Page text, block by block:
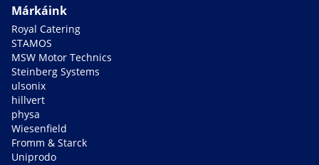
Márkáink
Royal Catering
STAMOS
MSW Motor Technics
Steinberg Systems
ulsonix
hillvert
physa
Wiesenfield
Fromm & Starck
Uniprodo